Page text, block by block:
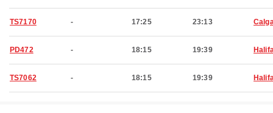
TS7170 - 17:25 23:13
PD472 - 18:15 19:39
TS7062 - 18:15 19:39